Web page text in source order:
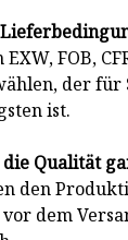
FOB,
der für
ist.
Qualität
den
dem